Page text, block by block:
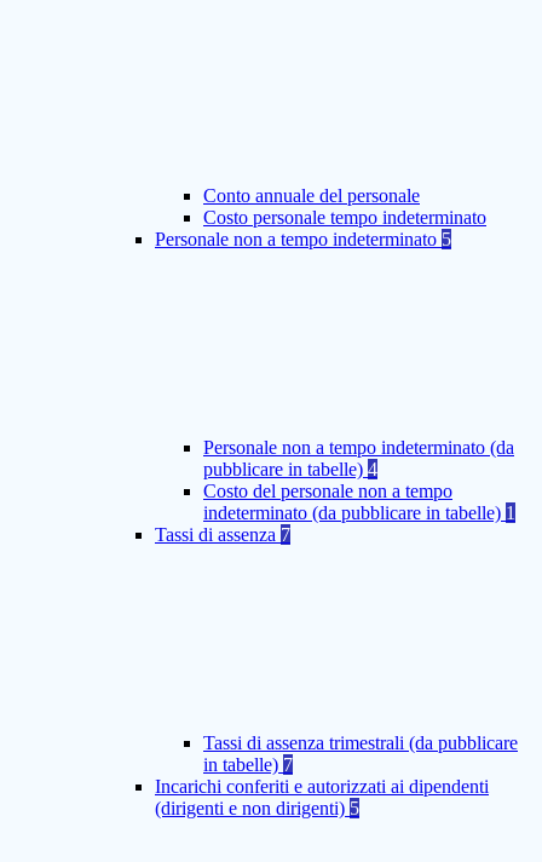
Conto annuale del personale
Costo personale tempo indeterminato
Personale non a tempo indeterminato 5
Personale non a tempo indeterminato (da
pubblicare in tabelle) 4
Costo del personale non a tempo
indeterminato (da pubblicare in tabelle) 1
Tassi di assenza 7
Tassi di assenza trimestrali (da pubblicare
in tabelle) 7
Incarichi conferiti e autorizzati ai dipendenti
(dirigenti e non dirigenti) 5